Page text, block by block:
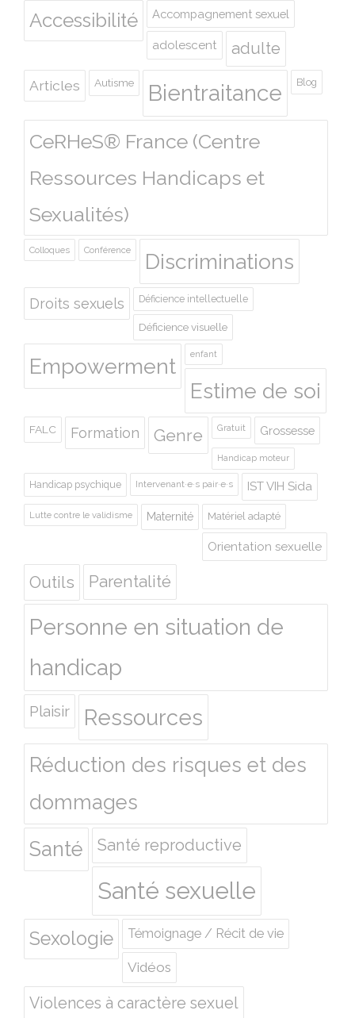
Accessibilité Accompagnement sexuel
adolescent adulte
Articles Autisme Bientraitance Blog
CeRHeS® France (Centre
Ressources Handicaps et
Sexualités)
Colloques Conférence Discriminations
Droits sexuels Déficience intellectuelle
Déficience visuelle
Empowerment enfant
Estime de soi
FALC Formation Genre Gratuit Grossesse
Handicap moteur
Handicap psychique Intervenant·e·s pair·e·s IST VIH Sida
Lutte contre le validisme Maternité Matériel adapté
Orientation sexuelle
Outils Parentalité
Personne en situation de
handicap
Plaisir Ressources
Réduction des risques et des
dommages
Santé
Santé reproductive
Santé sexuelle
Sexologie Témoignage / Récit de vie
Vidéos
Violences à caractère sexuel